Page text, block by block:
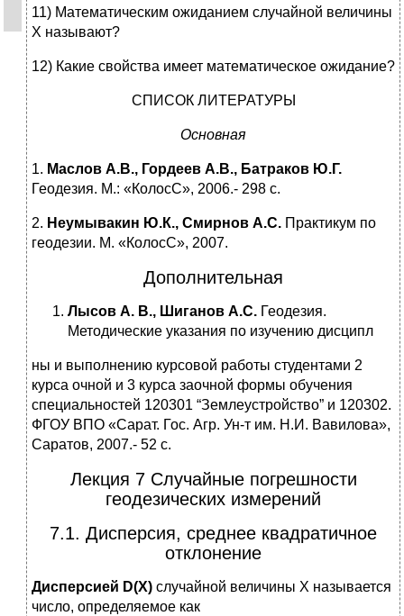
11) Математическим ожиданием случайной величины
Х называют?
12) Какие свойства имеет математическое ожидание?
СПИСОК ЛИТЕРАТУРЫ
Основная
1. Маслов А.В., Гордеев А.В., Батраков Ю.Г.
Геодезия. М.: «КолосС», 2006.- 298 с.
2. Неумывакин Ю.К., Смирнов А.С. Практикум по
геодезии. М. «КолосС», 2007.
Дополнительная
Лысов А. В., Шиганов А.С. Геодезия.
Методические указания по изучению дисципл
ны и выполнению курсовой работы студентами 2
курса очной и 3 курса заочной формы обучения
специальностей 120301 “Землеустройство” и 120302.
ФГОУ ВПО «Сарат. Гос. Агр. Ун-т им. Н.И. Вавилова»,
Саратов, 2007.- 52 с.
Лекция 7 Случайные погрешности
геодезических измерений
7.1. Дисперсия, среднее квадратичное
отклонение
Дисперсией D(X) случайной величины X называется
число, определяемое как